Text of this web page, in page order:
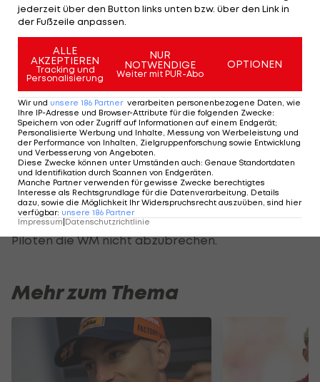
Das Team von Toto Wolff hat auch bereits auf die
verspätet beginnende WM unter Corona-Regeln
reagiert.
Man wird sich für diese Saison Stoffel Vandoorne
und Esteban Gutierrez mit den Teams Racing Pont
und McLaren teilen, um genügend Ersatzfahrer für
den Fall einer Infektion eines Stammpiloten zur
Verfügung zu haben. DieFormel 1hat beschlossen,
auch im Fall einer positiven Corona-Tests eines
Piloten die WM nicht abzubrechen.
Mehr zum Thema
jederzeit über den Button links unten bzw. über den Link in
der Fußzeile anpassen.
ALLE
AKZEPTIEREN
Tracking und
Personalisierung
NUR
NOTWENDIGE
Weiter mit PUR-Abo
OPTIONEN
Wir und unsere 186 Partner verarbeiten personenbezogene Daten, wie
Ihre IP-Adresse und Browser-Attribute für die folgenden Zwecke:
Speichern von oder Zugriff auf Informationen auf einem Endgerät;
Personalisierte Werbung und Inhalte, Messung von Werbeleistung und
der Performance von Inhalten, Zielgruppenforschung sowie Entwicklung
und Verbesserung von Angeboten.
Diese Zwecke können unter Umständen auch: Genaue Standortdaten
und Identifikation durch Scannen von Endgeräten.
Manche Partner verwenden für gewisse Zwecke berechtigtes
Interesse als Rechtsgrundlage für die Datenverarbeitung. Details
dazu, sowie die Möglichkeit Ihr Widerspruchsrecht auszuüben, sind hier
verfügbar: unsere 186 Partner
Impressum Datenschutzrichtlinie